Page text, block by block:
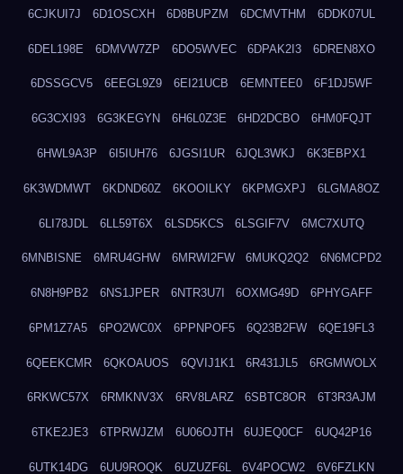
6CJKUI7J 6D1OSCXH 6D8BUPZM 6DCMVTHM 6DDK07UL
6DEL198E 6DMVW7ZP 6DO5WVEC 6DPAK2I3 6DREN8XO
6DSSGCV5 6EEGL9Z9 6EI21UCB 6EMNTEE0 6F1DJ5WF
6G3CXI93 6G3KEGYN 6H6L0Z3E 6HD2DCBO 6HM0FQJT
6HWL9A3P 6I5IUH76 6JGSI1UR 6JQL3WKJ 6K3EBPX1
6K3WDMWT 6KDND60Z 6KOOILKY 6KPMGXPJ 6LGMA8OZ
6LI78JDL 6LL59T6X 6LSD5KCS 6LSGIF7V 6MC7XUTQ
6MNBISNE 6MRU4GHW 6MRWI2FW 6MUKQ2Q2 6N6MCPD2
6N8H9PB2 6NS1JPER 6NTR3U7I 6OXMG49D 6PHYGAFF
6PM1Z7A5 6PO2WC0X 6PPNPOF5 6Q23B2FW 6QE19FL3
6QEEKCMR 6QKOAUOS 6QVIJ1K1 6R431JL5 6RGMWOLX
6RKWC57X 6RMKNV3X 6RV8LARZ 6SBTC8OR 6T3R3AJM
6TKE2JE3 6TPRWJZM 6U06OJTH 6UJEQ0CF 6UQ42P16
6UTK14DG 6UU9ROQK 6UZUZF6L 6V4POCW2 6V6FZLKN